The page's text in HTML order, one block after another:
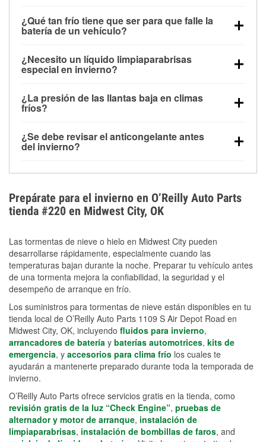
¿Qué tan frío tiene que ser para que falle la
batería de un vehículo?
debajo de los 32 °F y puede perder hasta la mitad de
su potencia de arranque cerca de los 0 °F, lo que
arranque.
¿Necesito un líquido limpiaparabrisas
especial en invierno?
la congelación y ayuda a disolver la sal y la nieve
derretida en la carretera para mejorar la visibilidad.
¿La presión de las llantas baja en climas
fríos?
alrededor de 1 PSI por cada 10 °F que baja la
temperatura. Puedes obtener más información sobre
¿Se debe revisar el anticongelante antes
del invierno?
el sobrecalentamiento en condiciones de frío
extremo. Aprende cómo comprobar la protección
anticongelante en nuestra sección How-To.
Prepárate para el invierno en O’Reilly Auto Parts
tienda #220 en Midwest City, OK
Las tormentas de nieve o hielo en Midwest City pueden
desarrollarse rápidamente, especialmente cuando las
temperaturas bajan durante la noche. Preparar tu vehículo antes
de una tormenta mejora la confiabilidad, la seguridad y el
desempeño de arranque en frío.
Los suministros para tormentas de nieve están disponibles en tu
tienda local de O’Reilly Auto Parts 1109 S Air Depot Road en
Midwest City, OK, incluyendo fluidos para invierno,
arrancadores de batería y baterías automotrices, kits de
emergencia, y accesorios para clima frío los cuales te
ayudarán a mantenerte preparado durante toda la temporada de
invierno.
O’Reilly Auto Parts ofrece servicios gratis en la tienda, como
revisión gratis de la luz “Check Engine”, pruebas de
alternador y motor de arranque, instalación de
limpiaparabrisas, instalación de bombillas de faros, and